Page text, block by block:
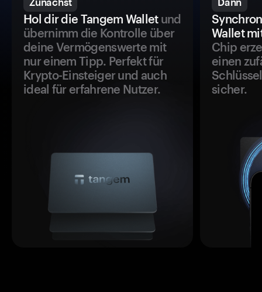
Hol dir die Tangem Walletund
übernimm die Kontrolle über
deine Vermögenswerte mit
nur einem Tipp. Perfekt für
Krypto-Einsteiger und auch
ideal für erfahrene Nutzer.
Wallet
Chip
einen
sicher.